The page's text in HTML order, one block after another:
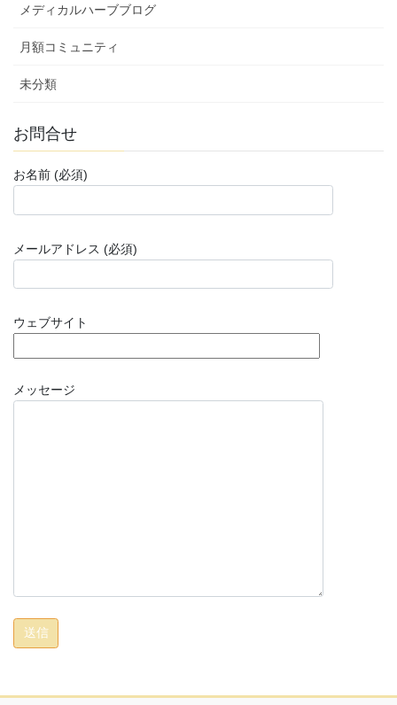
メディカルハーブブログ
月額コミュニティ
未分類
お問合せ
お名前 (必須)
メールアドレス (必須)
ウェブサイト
メッセージ